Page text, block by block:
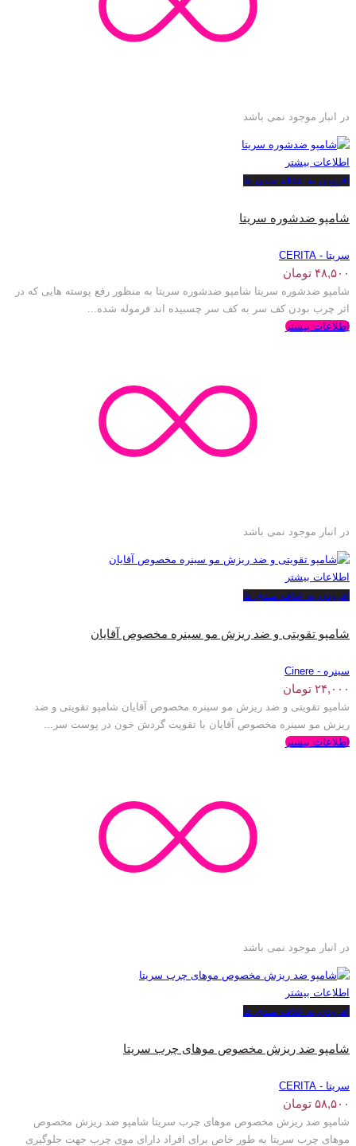
در انبار موجود نمی باشد
اطلاعات بیشتر
افزودن به علاقه مندی ها
شامپو ضدشوره سریتا
سریتا - CERITA
۴۸,۵۰۰ تومان
شامپو ضدشوره سریتا شامپو ضدشوره سریتا به منظور رفع پوسته هایی که در
اثر چرب بودن کف سر به کف سر چسبیده اند فرموله شده...
اطلاعات بیشتر
در انبار موجود نمی باشد
اطلاعات بیشتر
افزودن به علاقه مندی ها
شامپو تقویتی و ضد ریزش مو سینره مخصوص آقایان
سینره - Cinere
۲۴,۰۰۰ تومان
شامپو تقویتی و ضد ریزش مو سینره مخصوص آقایان شامپو تقویتی و ضد
ریزش مو سینره مخصوص آقایان با تقویت گردش خون در پوست سر...
اطلاعات بیشتر
در انبار موجود نمی باشد
اطلاعات بیشتر
افزودن به علاقه مندی ها
شامپو ضد ریزش مخصوص موهای چرب سریتا
سریتا - CERITA
۵۸,۵۰۰ تومان
شامپو ضد ریزش مخصوص موهای چرب سریتا شامپو ضد ریزش مخصوص
موهای چرب سریتا به طور خاص برای افراد دارای موی چرب جهت جلوگیری